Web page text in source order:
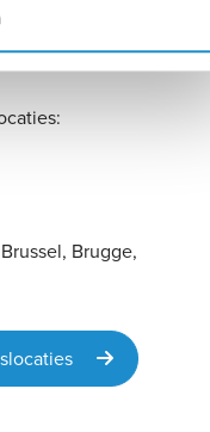
en de
Cloud.
Brugge,